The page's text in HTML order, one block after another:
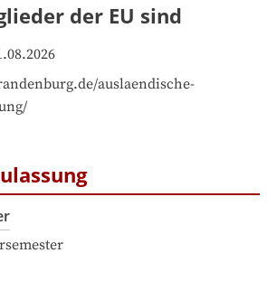
der EU sind
auslaendische-